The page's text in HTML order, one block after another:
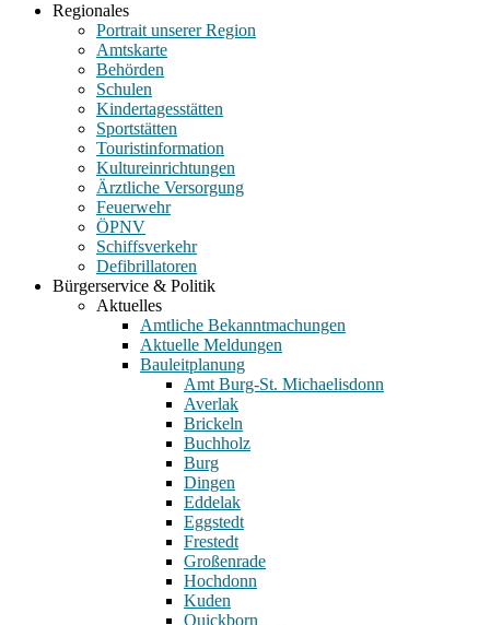
Regionales
Portrait unserer Region
Amtskarte
Behörden
Schulen
Kindertagesstätten
Sportstätten
Touristinformation
Kultureinrichtungen
Ärztliche Versorgung
Feuerwehr
ÖPNV
Schiffsverkehr
Defibrillatoren
Bürgerservice & Politik
Aktuelles
Amtliche Bekanntmachungen
Aktuelle Meldungen
Bauleitplanung
Amt Burg-St. Michaelisdonn
Averlak
Brickeln
Buchholz
Burg
Dingen
Eddelak
Eggstedt
Frestedt
Großenrade
Hochdonn
Kuden
Quickborn